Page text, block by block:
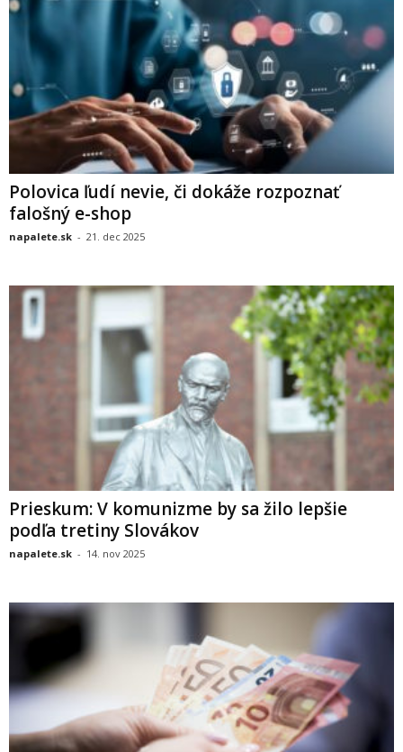
Polovica ľudí nevie, či dokáže rozpoznať
falošný e-shop
napalete.sk - 21. dec 2025
Prieskum: V komunizme by sa žilo lepšie
podľa tretiny Slovákov
napalete.sk - 14. nov 2025